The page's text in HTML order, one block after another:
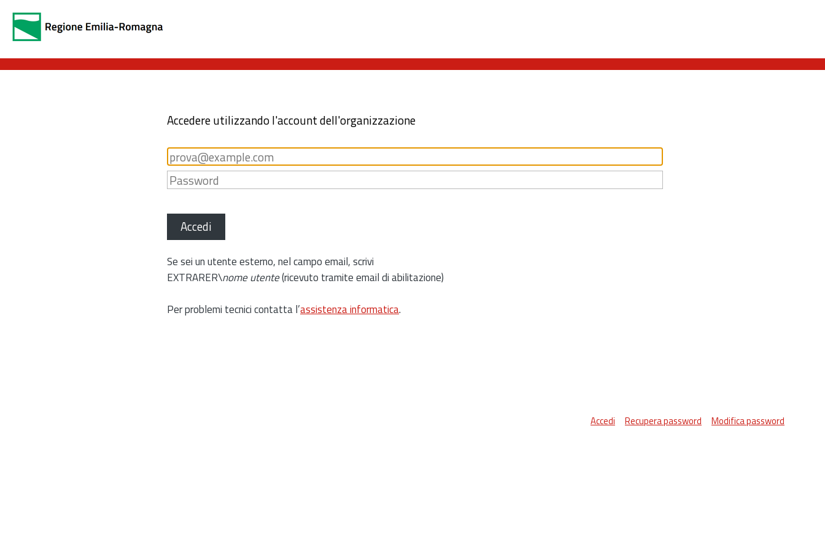
Accedere utilizzando l'account dell'organizzazione
Accedi
Se sei un utente esterno, nel campo email, scrivi
EXTRARER\nome utente(ricevuto tramite email di abilitazione)
Per problemi tecnici contatta l’assistenza informatica.
Accedi Recupera password Modifica password